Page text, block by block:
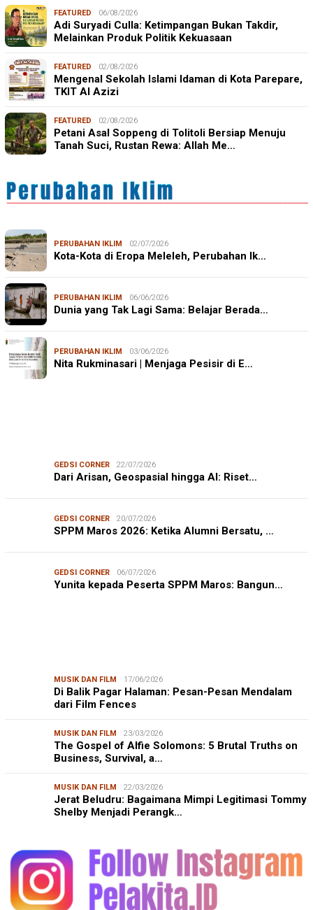
FEATURED 06/08/2026
Adi Suryadi Culla: Ketimpangan Bukan Takdir,
Melainkan Produk Politik Kekuasaan
FEATURED 02/08/2026
Mengenal Sekolah Islami Idaman di Kota Parepare,
TKIT Al Azizi
FEATURED 02/08/2026
Petani Asal Soppeng di Tolitoli Bersiap Menuju
Tanah Suci, Rustan Rewa: Allah Me…
PERUBAHAN IKLIM 02/07/2026
Kota-Kota di Eropa Meleleh, Perubahan Ik…
PERUBAHAN IKLIM 06/06/2026
Dunia yang Tak Lagi Sama: Belajar Berada…
PERUBAHAN IKLIM 03/06/2026
Nita Rukminasari | Menjaga Pesisir di E…
GEDSI CORNER 22/07/2026
Dari Arisan, Geospasial hingga AI: Riset…
GEDSI CORNER 20/07/2026
SPPM Maros 2026: Ketika Alumni Bersatu, …
GEDSI CORNER 06/07/2026
Yunita kepada Peserta SPPM Maros: Bangun…
MUSIK DAN FILM 17/06/2026
Di Balik Pagar Halaman: Pesan-Pesan Mendalam
dari Film Fences
MUSIK DAN FILM 23/03/2026
The Gospel of Alfie Solomons: 5 Brutal Truths on
Business, Survival, a…
MUSIK DAN FILM 22/03/2026
Jerat Beludru: Bagaimana Mimpi Legitimasi Tommy
Shelby Menjadi Perangk…